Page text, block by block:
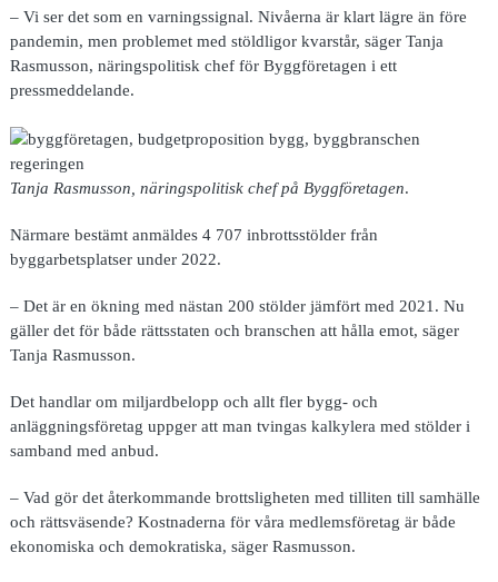
– Vi ser det som en varningssignal. Nivåerna är klart lägre än före
pandemin, men problemet med stöldligor kvarstår, säger Tanja
Rasmusson, näringspolitisk chef för Byggföretagen i ett
pressmeddelande.
Tanja Rasmusson, näringspolitisk chef på Byggföretagen.
Närmare bestämt anmäldes 4 707 inbrottsstölder från
byggarbetsplatser under 2022.
– Det är en ökning med nästan 200 stölder jämfört med 2021. Nu
gäller det för både rättsstaten och branschen att hålla emot, säger
Tanja Rasmusson.
Det handlar om miljardbelopp och allt fler bygg- och
anläggningsföretag uppger att man tvingas kalkylera med stölder i
samband med anbud.
– Vad gör det återkommande brottsligheten med tilliten till samhälle
och rättsväsende? Kostnaderna för våra medlemsföretag är både
ekonomiska och demokratiska, säger Rasmusson.